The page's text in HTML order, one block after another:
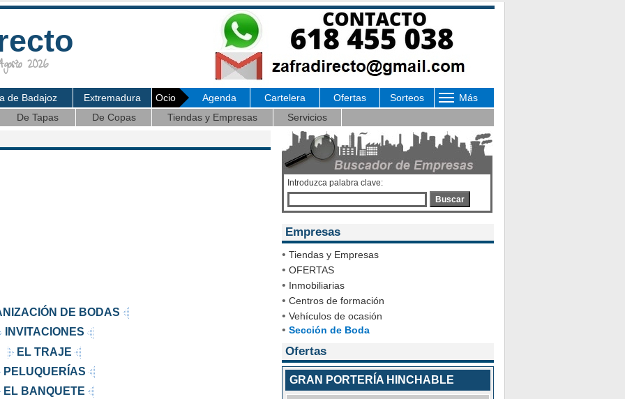
2026
de Badajoz Extremadura Ocio Agenda Cartelera Ofertas Sorteos
Más
De Tapas
De Copas Tiendas y Empresas Servicios
DE BODAS
INVITACIONES
EL TRAJE
PELUQUERÍAS
EL BANQUETE
Introduzca palabra clave:
Buscar
Empresas
• Tiendas y Empresas
• OFERTAS
• Inmobiliarias
• Centros de formación
• Vehículos de ocasión
• Sección de Boda
Ofertas
GRAN PORTERÍA HINCHABLE